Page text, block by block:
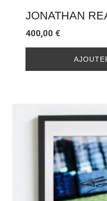
JONATHAN
400,00 €